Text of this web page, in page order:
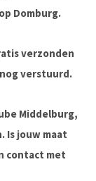
Domburg.
verzonden
verstuurd.
Middelburg,
Is jouw maat
contact met